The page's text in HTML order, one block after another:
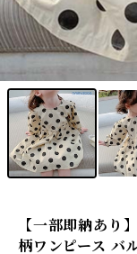
【一部即納あり
柄ワンピース バ